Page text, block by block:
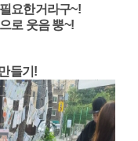
요한거라구~!
로 웃음 뿡~!
들기!